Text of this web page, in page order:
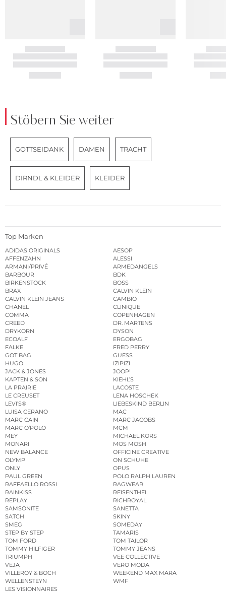
Stöbern Sie weiter
GOTTSEIDANK DAMEN TRACHT
DIRNDL & KLEIDER KLEIDER
Top Marken
ADIDAS ORIGINALS
AESOP
AFFENZAHN
ALESSI
ARMANI/PRIVÉ
ARMEDANGELS
BARBOUR
BDK
BIRKENSTOCK
BOSS
BRAX
CALVIN KLEIN
CALVIN KLEIN JEANS
CAMBIO
CHANEL
CLINIQUE
COMMA
COPENHAGEN
CREED
DR. MARTENS
DRYKORN
DYSON
ECOALF
ERGOBAG
FALKE
FRED PERRY
GOT BAG
GUESS
HUGO
IZIPIZI
JACK & JONES
JOOP!
KAPTEN & SON
KIEHL’S
LA PRAIRIE
LACOSTE
LE CREUSET
LENA HOSCHEK
LEVI’S®
LIEBESKIND BERLIN
LUISA CERANO
MAC
MARC CAIN
MARC JACOBS
MARC O’POLO
MCM
MEY
MICHAEL KORS
MONARI
MOS MOSH
NEW BALANCE
OFFICINE CREATIVE
OLYMP
ON SCHUHE
ONLY
OPUS
PAUL GREEN
POLO RALPH LAUREN
RAFFAELLO ROSSI
RAGWEAR
RAINKISS
REISENTHEL
REPLAY
RICHROYAL
SAMSONITE
SANETTA
SATCH
SKINY
SMEG
SOMEDAY
STEP BY STEP
TAMARIS
TOM FORD
TOM TAILOR
TOMMY HILFIGER
TOMMY JEANS
TRIUMPH
VEE COLLECTIVE
VEJA
VERO MODA
VILLEROY & BOCH
WEEKEND MAX MARA
WELLENSTEYN
WMF
LES VISIONNAIRES